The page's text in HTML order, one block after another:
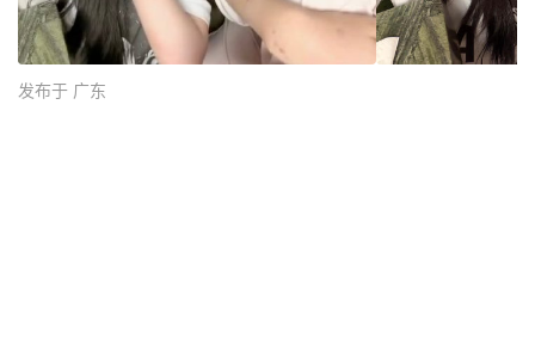
发布于 广东